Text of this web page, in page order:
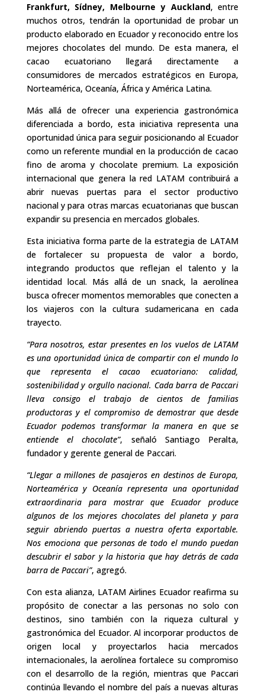
Frankfurt, Sídney, Melbourne y Auckland, entre
muchos otros, tendrán la oportunidad de probar un
producto elaborado en Ecuador y reconocido entre los
mejores chocolates del mundo. De esta manera, el
cacao ecuatoriano llegará directamente a
consumidores de mercados estratégicos en Europa,
Norteamérica, Oceanía, África y América Latina.
Más allá de ofrecer una experiencia gastronómica
diferenciada a bordo, esta iniciativa representa una
oportunidad única para seguir posicionando al Ecuador
como un referente mundial en la producción de cacao
fino de aroma y chocolate premium. La exposición
internacional que genera la red LATAM contribuirá a
abrir nuevas puertas para el sector productivo
nacional y para otras marcas ecuatorianas que buscan
expandir su presencia en mercados globales.
Esta iniciativa forma parte de la estrategia de LATAM
de fortalecer su propuesta de valor a bordo,
integrando productos que reflejan el talento y la
identidad local. Más allá de un snack, la aerolínea
busca ofrecer momentos memorables que conecten a
los viajeros con la cultura sudamericana en cada
trayecto.
“Para nosotros, estar presentes en los vuelos de LATAM
es una oportunidad única de compartir con el mundo lo
que representa el cacao ecuatoriano: calidad,
sostenibilidad y orgullo nacional. Cada barra de Paccari
lleva consigo el trabajo de cientos de familias
productoras y el compromiso de demostrar que desde
Ecuador podemos transformar la manera en que se
entiende el chocolate”, señaló Santiago Peralta,
fundador y gerente general de Paccari.
“Llegar a millones de pasajeros en destinos de Europa,
Norteamérica y Oceanía representa una oportunidad
extraordinaria para mostrar que Ecuador produce
algunos de los mejores chocolates del planeta y para
seguir abriendo puertas a nuestra oferta exportable.
Nos emociona que personas de todo el mundo puedan
descubrir el sabor y la historia que hay detrás de cada
barra de Paccari”, agregó.
Con esta alianza, LATAM Airlines Ecuador reafirma su
propósito de conectar a las personas no solo con
destinos, sino también con la riqueza cultural y
gastronómica del Ecuador. Al incorporar productos de
origen local y proyectarlos hacia mercados
internacionales, la aerolínea fortalece su compromiso
con el desarrollo de la región, mientras que Paccari
continúa llevando el nombre del país a nuevas alturas